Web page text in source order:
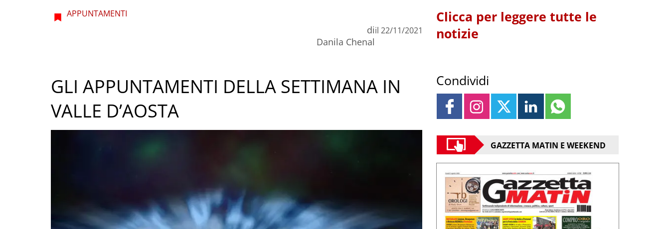
APPUNTAMENTI
di
Danila Chenal
il 22/11/2021
GLI APPUNTAMENTI DELLA SETTIMANA IN
VALLE D’AOSTA
Clicca per leggere tutte le
notizie
Condividi
GAZZETTA MATIN E WEEKEND